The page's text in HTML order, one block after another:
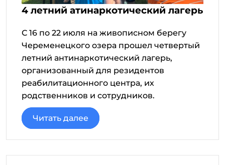
4 летний атинаркотический лагерь
С 16 по 22 июля на живописном берегу
Череменецкого озера прошел четвертый
летний антинаркотический лагерь,
организованный для резидентов
реабилитационного центра, их
родственников и сотрудников.
Читать далее